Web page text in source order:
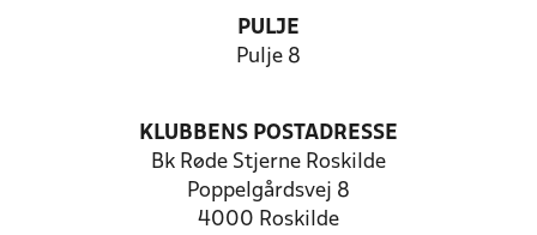
PULJE
Pulje 8
KLUBBENS POSTADRESSE
Bk Røde Stjerne Roskilde
Poppelgårdsvej 8
4000 Roskilde